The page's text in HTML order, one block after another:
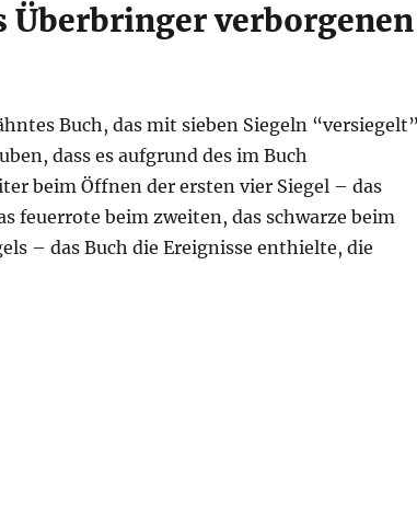
Überbringer verborgenen
Buch, das mit sieben Siegeln
dass es aufgrund des im Buch
beim Öffnen der ersten vier Siegel – das
feuerrote beim zweiten, das schwarze beim
– das Buch die Ereignisse enthielte, die